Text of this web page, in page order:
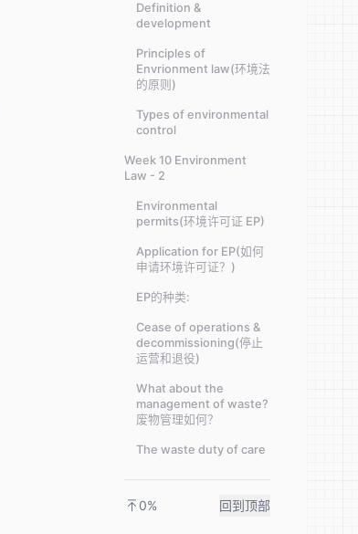
Definition &
development
Principles of
Envrionment law(环境法
的原则)
Types of environmental
control
Week 10 Environment
Law - 2
Environmental
permits(环境许可证 EP)
Application for EP(如何
申请环境许可证？)
EP的种类:
Cease of operations &
decommissioning(停止
运营和退役)
What about the
management of waste?
废物管理如何？
The waste duty of care
0% 回到顶部